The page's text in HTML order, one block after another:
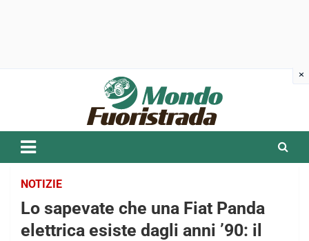
NOTIZIE
Lo sapevate che una Fiat Panda
elettrica esiste dagli anni ’90: il